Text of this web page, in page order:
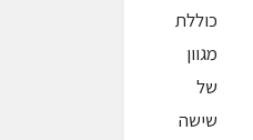
כוללת
מגוון
של
שישה